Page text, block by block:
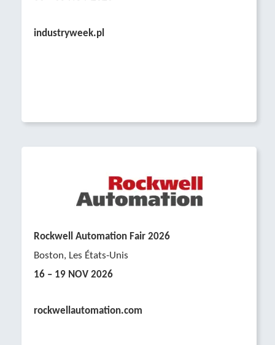
industryweek.pl
Rockwell Automation Fair 2026
Boston, Les États-Unis
16 – 19 NOV 2026
rockwellautomation.com